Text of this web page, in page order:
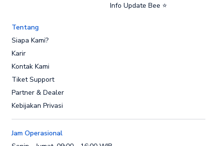
Info Update Bee ⭐
Tentang
Siapa Kami?
Karir
Kontak Kami
Tiket Support
Partner & Dealer
Kebijakan Privasi
Jam Operasional